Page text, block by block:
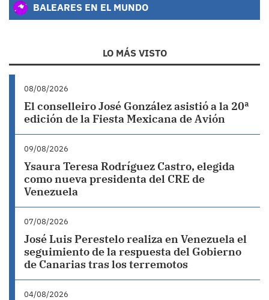
BALEARES EN EL MUNDO
LO MÁS VISTO
08/08/2026
El conselleiro José González asistió a la 20ª
edición de la Fiesta Mexicana de Avión
09/08/2026
Ysaura Teresa Rodríguez Castro, elegida
como nueva presidenta del CRE de
Venezuela
07/08/2026
José Luis Perestelo realiza en Venezuela el
seguimiento de la respuesta del Gobierno
de Canarias tras los terremotos
04/08/2026